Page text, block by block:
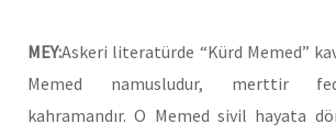
MEY:Askeri literatürde “Kürd Memed”
Memed namusludur, merttir
kahramandır. O Memed sivil hayata